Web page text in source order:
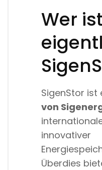
Wer ist
SigenStor ist
von
innovativer
Überdies